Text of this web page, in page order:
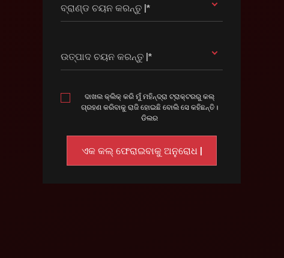
ବ୍ରାଣ୍ଡ ଚୟନ କରନ୍ତୁ |*
ଉତ୍ପାଦ ଚୟନ କରନ୍ତୁ |*
ଦାଖଲ କ୍ଲିକ୍ କରି ମୁଁ ମହିନ୍ଦ୍ରା ଟ୍ରାକ୍ଟରରୁ କଲ୍
ଗ୍ରହଣ କରିବାକୁ ରାଜି ହୋଇଛି ବୋଲି ସେ କହିଛନ୍ତି।
ଡିଲର